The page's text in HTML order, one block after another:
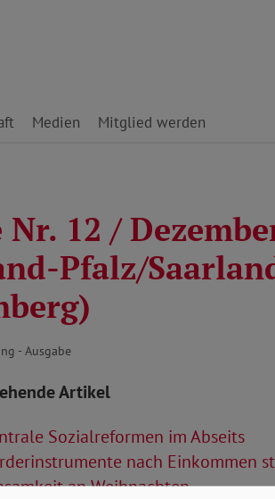
Medien Mitglied werden
Nr. 12 /
Pfalz/
- Ausgabe
Artikel
Sozialreformen im Abseits
nach Einkommen
an Weihnachten